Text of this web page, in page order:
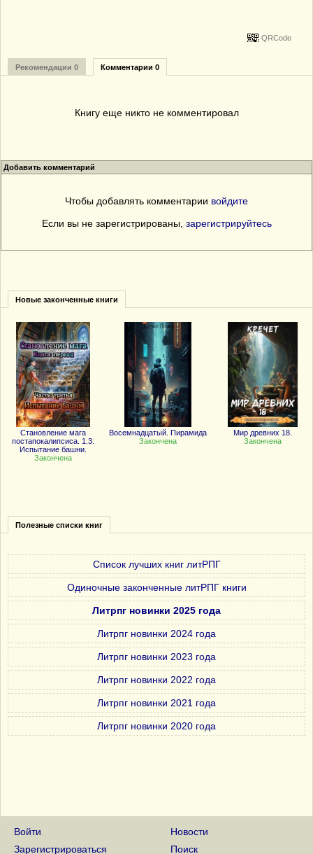
QRCode
Рекомендации 0 Комментарии 0
Книгу еще никто не комментировал
Добавить комментарий
Чтобы добавлять комментарии войдите
Если вы не зарегистрированы, зарегистрируйтесь
Новые законченные книги
Становление мага
постапокалипсиса. 1.3.
Испытание башни.
Закончена
Восемнадцатый. Пирамида
Закончена
Мир древних 18.
Закончена
Полезные списки книг
Список лучших книг литРПГ
Одиночные законченные литРПГ книги
Литрпг новинки 2025 года
Литрпг новинки 2024 года
Литрпг новинки 2023 года
Литрпг новинки 2022 года
Литрпг новинки 2021 года
Литрпг новинки 2020 года
Войти
Зарегистрироваться
Новости
Поиск